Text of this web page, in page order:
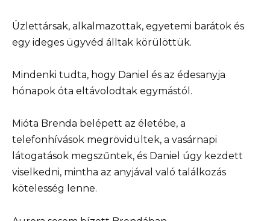
Üzlettársak, alkalmazottak, egyetemi barátok és
egy ideges ügyvéd álltak körülöttük.
Mindenki tudta, hogy Daniel és az édesanyja
hónapok óta eltávolodtak egymástól.
Mióta Brenda belépett az életébe, a
telefonhívások megrövidültek, a vasárnapi
látogatások megszűntek, és Daniel úgy kezdett
viselkedni, mintha az anyjával való találkozás
kötelesség lenne.